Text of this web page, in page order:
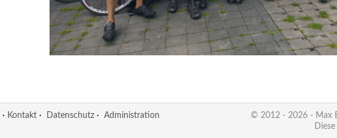
· Kontakt · Datenschutz · Administration
© 2012 - 2026 - Max